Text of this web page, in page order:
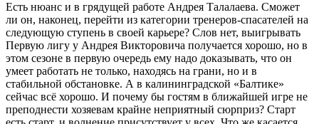
Есть нюанс и в грядущей работе Андрея Талалаева. Сможет
ли он, наконец, перейти из категории тренеров-спасателей на
следующую ступень в своей карьере? Слов нет, выигрывать
Первую лигу у Андрея Викторовича получается хорошо, но в
этом сезоне в первую очередь ему надо доказывать, что он
умеет работать не только, находясь на грани, но и в
стабильной обстановке. А в калининградской «Балтике»
сейчас всё хорошо. И почему бы гостям в ближайшей игре не
преподнести хозяевам крайне неприятный сюрприз? Старт